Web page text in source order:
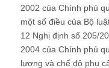
2002 của Chính phủ
một số điều của Bộ
12 Nghị định số 205/
2004 của Chính phủ
lương và chế độ phụ